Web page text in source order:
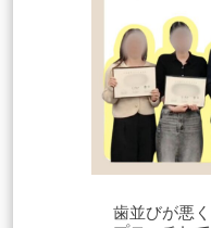
歯並びが悪